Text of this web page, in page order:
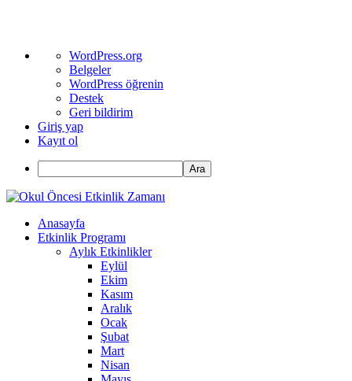
WordPress
hakkında
WordPress.org
Belgeler
WordPress öğrenin
Destek
Geri bildirim
Giriş yap
Kayıt ol
Ara
Anasayfa
Etkinlik Programı
Aylık Etkinlikler
Eylül
Ekim
Kasım
Aralık
Ocak
Şubat
Mart
Nisan